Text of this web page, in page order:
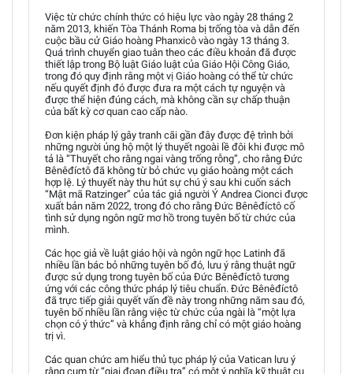
Việc từ chức chính thức có hiệu lực vào ngày 28 tháng 2
năm 2013, khiến Tòa Thánh Roma bị trống tòa và dẫn đến
cuộc bầu cử Giáo hoàng Phanxicô vào ngày 13 tháng 3.
Quá trình chuyển giao tuân theo các điều khoản đã được
thiết lập trong Bộ luật Giáo luật của Giáo Hội Công Giáo,
trong đó quy định rằng một vị Giáo hoàng có thể từ chức
nếu quyết định đó được đưa ra một cách tự nguyện và
được thể hiện đúng cách, mà không cần sự chấp thuận
của bất kỳ cơ quan cao cấp nào.
Đơn kiện pháp lý gây tranh cãi gần đây được đệ trình bởi
những người ủng hộ một lý thuyết ngoài lề đôi khi được mô
tả là “Thuyết cho rằng ngai vàng trống rỗng”, cho rằng Đức
Bênêđíctô đã không từ bỏ chức vụ giáo hoàng một cách
hợp lệ. Lý thuyết này thu hút sự chú ý sau khi cuốn sách
“Mật mã Ratzinger” của tác giả người Ý Andrea Cionci được
xuất bản năm 2022, trong đó cho rằng Đức Bênêđíctô cố
tình sử dụng ngôn ngữ mơ hồ trong tuyên bố từ chức của
mình.
Các học giả về luật giáo hội và ngôn ngữ học Latinh đã
nhiều lần bác bỏ những tuyên bố đó, lưu ý rằng thuật ngữ
được sử dụng trong tuyên bố của Đức Bênêđíctô tương
ứng với các công thức pháp lý tiêu chuẩn. Đức Bênêđíctô
đã trực tiếp giải quyết vấn đề này trong những năm sau đó,
tuyên bố nhiều lần rằng việc từ chức của ngài là “một lựa
chọn có ý thức” và khẳng định rằng chỉ có một giáo hoàng
trị vì.
Các quan chức am hiểu thủ tục pháp lý của Vatican lưu ý
rằng cụm từ “giai đoạn điều tra” có một ý nghĩa kỹ thuật cụ